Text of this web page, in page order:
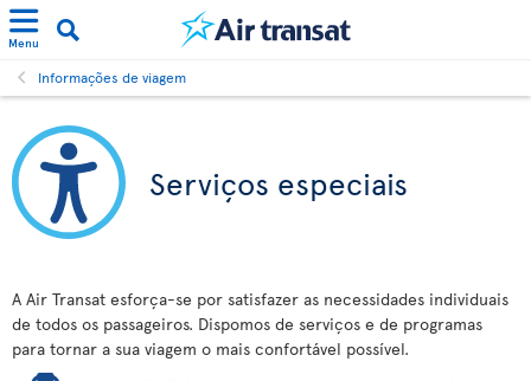
Menu
Informações de viagem
Serviços especiais
A Air Transat esforça-se por satisfazer as necessidades individuais
de todos os passageiros. Dispomos de serviços e de programas
para tornar a sua viagem o mais confortável possível.